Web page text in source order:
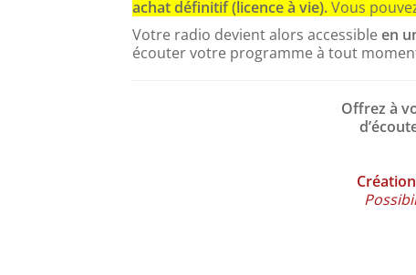
achat définitif (licence à vie).Vous
Votre radio devient alors accessibleen
écouter votre programme à tout
Offrez à